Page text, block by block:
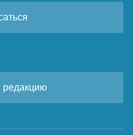
редакцию